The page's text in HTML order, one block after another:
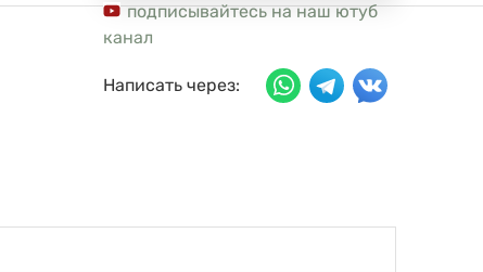
подписывайтесь на наш ютуб
канал
Написать через: